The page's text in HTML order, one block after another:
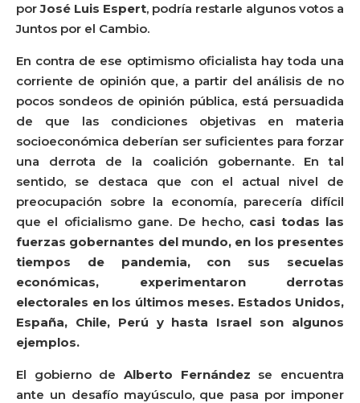
porJosé Luis Espert, podría restarle algunos votos a
Juntos por el Cambio.
En contra de ese optimismo oficialista hay toda una
corriente de opinión que, a partir del análisis de no
pocos sondeos de opinión pública, está persuadida
de que las condiciones objetivas en materia
socioeconómica deberían ser suficientes para forzar
una derrota de la coalición gobernante. En tal
sentido, se destaca que con el actual nivel de
preocupación sobre la economía, parecería difícil
que el oficialismo gane. De hecho, casi todas las
fuerzas gobernantes del mundo, en los presentes
tiempos de pandemia, con sus secuelas
económicas, experimentaron derrotas
electorales en los últimos meses. Estados Unidos,
España, Chile, Perú y hasta Israel son algunos
ejemplos.
El gobierno de Alberto Fernández se encuentra
ante un desafío mayúsculo, que pasa por imponer